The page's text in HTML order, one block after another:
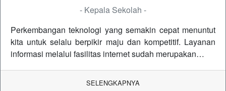
- Kepala Sekolah -
Perkembangan teknologi yang semakin cepat menuntut
kita untuk selalu berpikir maju dan kompetitif. Layanan
informasi melalui fasilitas internet sudah merupakan…
SELENGKAPNYA